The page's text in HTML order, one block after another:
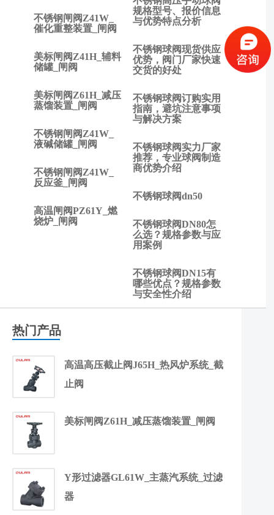
不锈钢闸阀Z41W_
催化重整装置_闸阀
美标闸阀Z41H_辅料
储罐_闸阀
美标闸阀Z61H_减压
蒸馏装置_闸阀
不锈钢闸阀Z41W_
液碱储罐_闸阀
不锈钢闸阀Z41W_
反应釜_闸阀
高温闸阀PZ61Y_燃
烧炉_闸阀
规格型号、报价信息
与优势特点分析
不锈钢球阀现货供应
优势，阀门厂家快速
交货的好处
不锈钢球阀订购实用
指南，避坑注意事项
与解决方案
不锈钢球阀实力厂家
推荐，专业球阀制造
商优势介绍
不锈钢球阀dn50
不锈钢球阀DN80怎
么选？规格参数与应
用案例
不锈钢球阀DN15有
哪些优点？规格参数
与安全性介绍
阀
有
么
不
同?
热门产品
高温高压截止阀J65H_热风炉系统_截
止阀
美标闸阀Z61H_减压蒸馏装置_闸阀
Y形过滤器GL61W_主蒸汽系统_过滤
器